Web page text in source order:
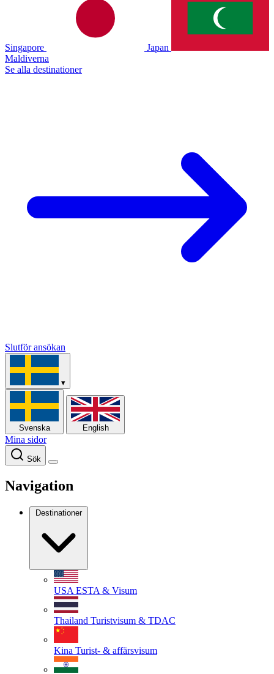
Singapore
Japan
Maldiverna
Se alla destinationer
Slutför ansökan
▾
Svenska English
Mina sidor
Sök
Navigation
Destinationer
USA ESTA & Visum
Thailand Turistvisum & TDAC
Kina Turist- & affärsvisum